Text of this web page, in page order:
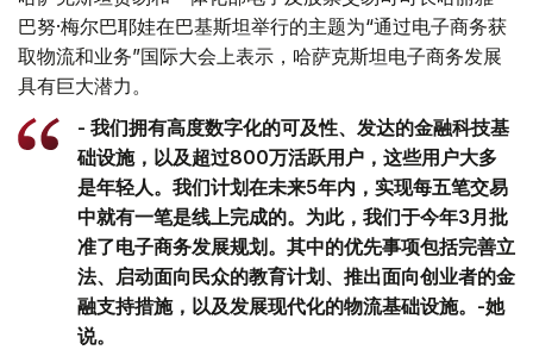
巴努·梅尔巴耶娃在巴基斯坦举行的主题为“通过电子商务获
取物流和业务”国际大会上表示，哈萨克斯坦电子商务发展
具有巨大潜力。
- 我们拥有高度数字化的可及性、发达的金融科技基
础设施，以及超过800万活跃用户，这些用户大多
是年轻人。我们计划在未来5年内，实现每五笔交易
中就有一笔是线上完成的。为此，我们于今年3月批
准了电子商务发展规划。其中的优先事项包括完善立
法、启动面向民众的教育计划、推出面向创业者的金
融支持措施，以及发展现代化的物流基础设施。-她
说。